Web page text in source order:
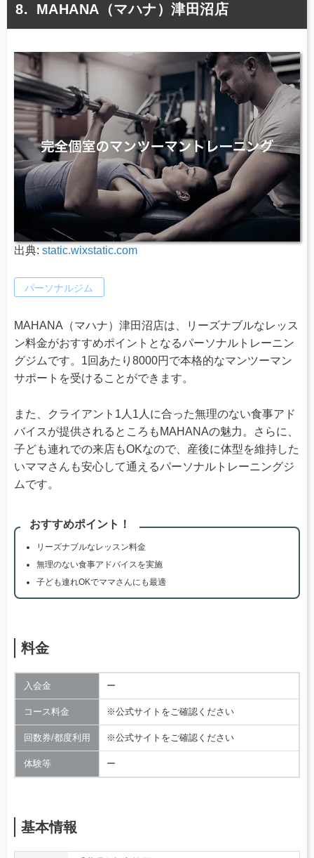
MAHANA（マハナ）津田沼店
出典: static.wixstatic.com
パーソナルジム
MAHANA（マハナ）津田沼店は、リーズナブルなレッス
ン料金がおすすめポイントとなるパーソナルトレーニン
グジムです。1回あたり8000円で本格的なマンツーマン
サポートを受けることができます。
また、クライアント1人1人に合った無理のない食事アド
バイスが提供されるところもMAHANAの魅力。さらに、
子ども連れでの来店もOKなので、産後に体型を維持した
いママさんも安心して通えるパーソナルトレーニングジ
ムです。
おすすめポイント！
リーズナブルなレッスン料金
無理のない食事アドバイスを実施
子ども連れOKでママさんにも最適
料金
入会金 ー
コース料金 ※公式サイトをご確認ください
回数券/都度利用 ※公式サイトをご確認ください
体験等 ー
基本情報